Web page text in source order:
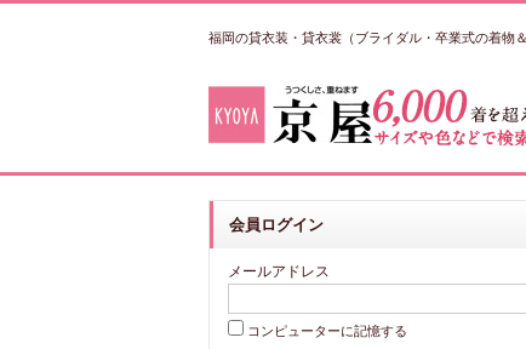
福岡の貸衣装・貸衣裳（ブライダル・卒業式の着物
会員ログイン
メールアドレス
コンピューターに記憶する